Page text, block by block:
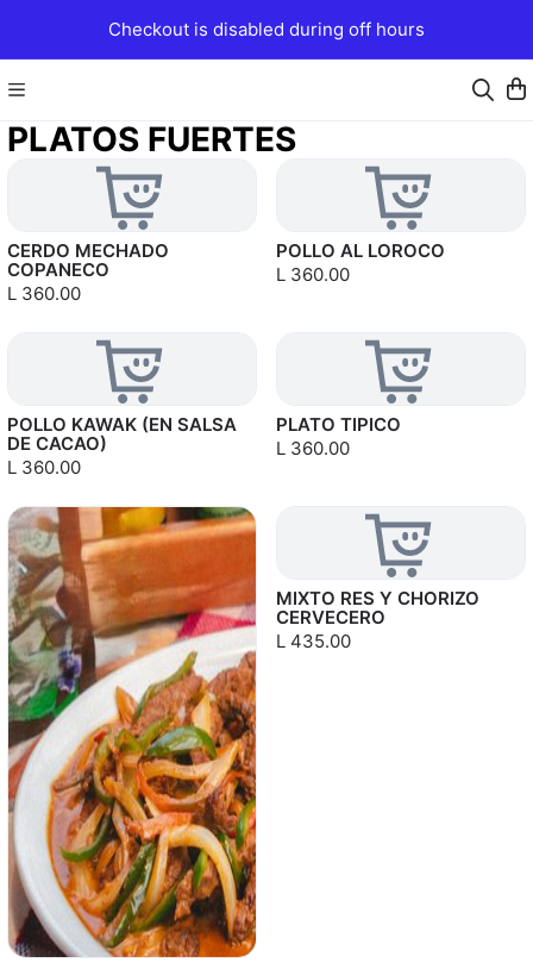
Checkout is disabled during off hours
PLATOS FUERTES
CERDO MECHADO
COPANECO
L 360.00
POLLO AL LOROCO
L 360.00
POLLO KAWAK (EN SALSA
DE CACAO)
L 360.00
PLATO TIPICO
L 360.00
MIXTO RES Y CHORIZO
CERVECERO
L 435.00